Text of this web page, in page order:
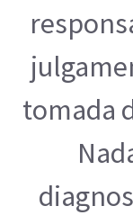
tomada